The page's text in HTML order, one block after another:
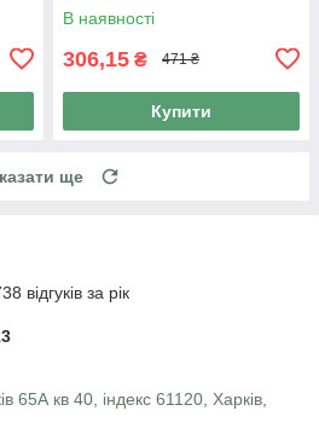
В наявності
306,15 ₴ 471 ₴
Купити
ще
відгуків за рік
65А кв 40, індекс 61120, Харків,